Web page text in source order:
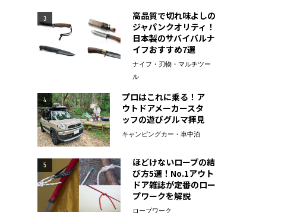
3
高品質で切れ味よしの
ジャパンクオリティ！
日本製のサバイバルナ
イフおすすめ7選
ナイフ・刃物・マルチツー
ル
4
プロはこれに乗る！ア
ウトドアメーカースタ
ッフの遊びグルマ拝見
キャンピングカー・車中泊
5
ほどけないロープの結
び方5選！No.1アウト
ドア雑誌が定番のロー
プワークを解説
ロープワーク